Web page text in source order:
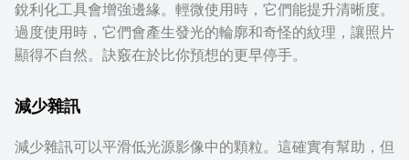
銳利化工具會增強邊緣。輕微使用時，它們能提升清晰度。
過度使用時，它們會產生發光的輪廓和奇怪的紋理，讓照片
顯得不自然。訣竅在於比你預想的更早停手。
減少雜訊
減少雜訊可以平滑低光源影像中的顆粒。這確實有幫助，但